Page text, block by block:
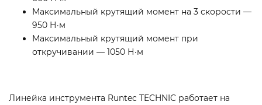
Максимальный крутящий момент на 3 скорости —
950 Н·м
Максимальный крутящий момент при
откручивании — 1050 Н·м
Линейка инструмента Runtec TECHNIC работает на